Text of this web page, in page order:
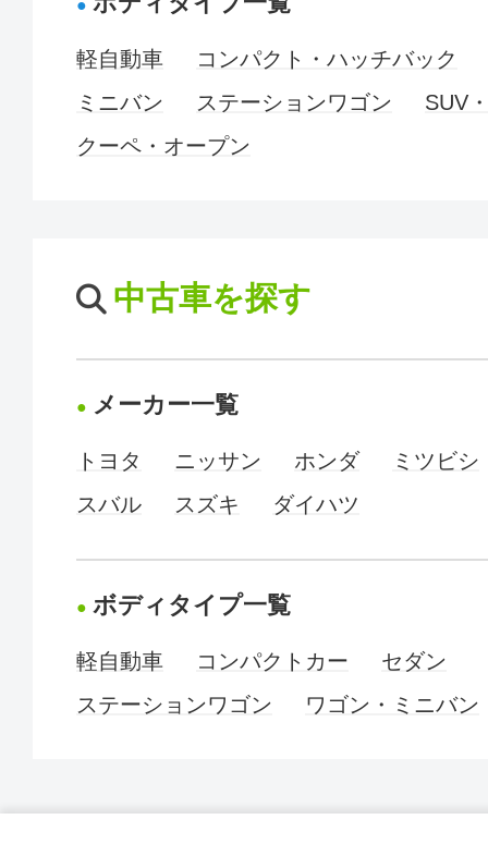
軽自動車
コンパクト・ハッチバック
ミニバン
ステーションワゴン
SUV
クーペ・オープン
中古車を探す
メーカー一覧
トヨタ ニッサン ホンダ
ミツビシ
スバル
スズキ ダイハツ
ボディタイプ一覧
軽自動車 コンパクトカー
セダン
ステーションワゴン
ワゴン・ミニバン